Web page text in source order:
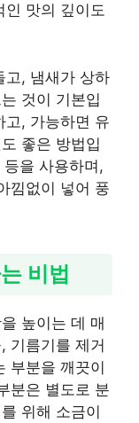
인 맛의 깊이도
고, 냄새가 상하
것이 기본입
고, 가능하면 유
좋은 방법입
을 사용하며,
낌없이 넣어 풍
비법
높이는 데 매
기름기를 제거
부분을 깨끗이
분은 별도로 분
위해 소금이